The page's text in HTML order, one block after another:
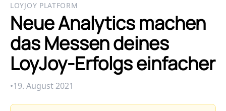
LOYJOY PLATFORM
Neue Analytics machen
das Messen deines
LoyJoy-Erfolgs einfacher
•19. August 2021